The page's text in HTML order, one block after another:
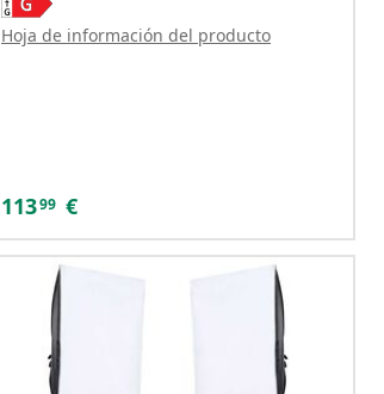
Hoja de información del producto
11399 €